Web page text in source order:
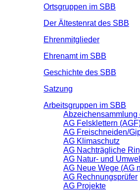
Ortsgruppen im SBB
Der Ältestenrat des SBB
Ehrenmitglieder
Ehrenamt im SBB
Geschichte des SBB
Satzung
Arbeitsgruppen im SBB
Abzeichensammlung
AG Felsklettern
AG Freischneiden/
AG Klimaschutz
AG Nachträgliche
AG Natur- und
AG Neue Wege (AG
AG Rechnungsprüfer
AG Projekte